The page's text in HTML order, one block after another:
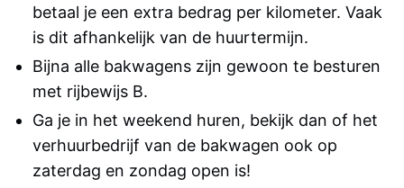
betaal je een extra bedrag per kilometer. Vaak
is dit afhankelijk van de huurtermijn.
Bijna alle bakwagens zijn gewoon te besturen
met rijbewijs B.
Ga je in het weekend huren, bekijk dan of het
verhuurbedrijf van de bakwagen ook op
zaterdag en zondag open is!